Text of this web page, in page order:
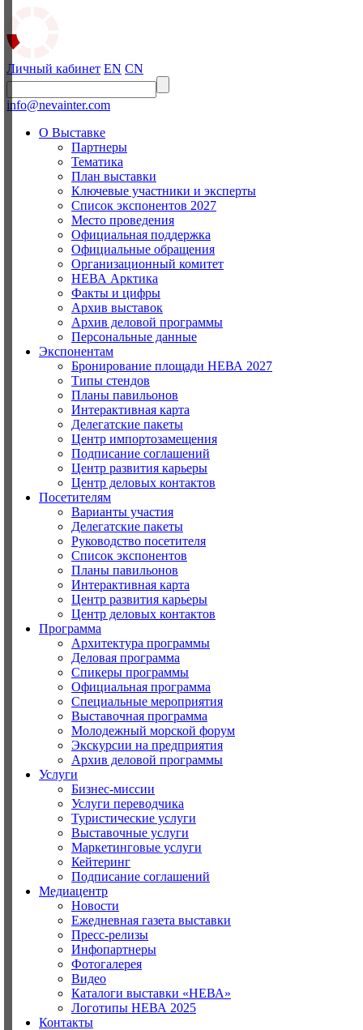
Личный кабинет EN CN
info@nevainter.com
О Выставке
Партнеры
Тематика
План выставки
Ключевые участники и эксперты
Список экспонентов 2027
Место проведения
Официальная поддержка
Официальные обращения
Организационный комитет
НЕВА Арктика
Факты и цифры
Архив выставок
Архив деловой программы
Персональные данные
Экспонентам
Бронирование площади НЕВА 2027
Типы стендов
Планы павильонов
Интерактивная карта
Делегатские пакеты
Центр импортозамещения
Подписание соглашений
Центр развития карьеры
Центр деловых контактов
Посетителям
Варианты участия
Делегатские пакеты
Руководство посетителя
Список экспонентов
Планы павильонов
Интерактивная карта
Центр развития карьеры
Центр деловых контактов
Программа
Архитектура программы
Деловая программа
Спикеры программы
Официальная программа
Специальные мероприятия
Выставочная программа
Молодежный морской форум
Экскурсии на предприятия
Архив деловой программы
Услуги
Бизнес-миссии
Услуги переводчика
Туристические услуги
Выставочные услуги
Маркетинговые услуги
Кейтеринг
Подписание соглашений
Медиацентр
Новости
Ежедневная газета выставки
Пресс-релизы
Инфопартнеры
Фотогалерея
Видео
Каталоги выставки «НЕВА»
Логотипы НЕВА 2025
Контакты